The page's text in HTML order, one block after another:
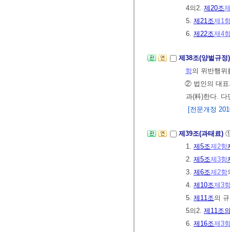
4의2. 제20조
5. 제21조제1
6. 제22조제4
제38조(양벌규
항의 위반행위
② 법인의 대표
과(科)한다. 다
[전문개정
제39조(과태료)
1. 제5조제2항
2. 제5조제3항
3. 제6조제2항
4. 제10조제3
5. 제11조의
5의2. 제11조
6. 제16조제3